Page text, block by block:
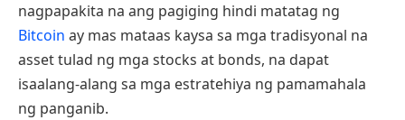
nagpapakita na ang pagiging hindi matatag ng
Bitcoin ay mas mataas kaysa sa mga tradisyonal na
asset tulad ng mga stocks at bonds, na dapat
isaalang-alang sa mga estratehiya ng pamamahala
ng panganib.